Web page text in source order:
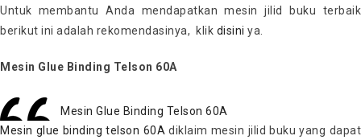
Untuk membantu Anda mendapatkan mesin jilid buku terbaik
berikut ini adalah rekomendasinya, klik disini ya.
Mesin Glue Binding Telson 60A
Mesin Glue Binding Telson 60A
Mesin glue binding telson 60A diklaim mesin jilid buku yang dapat